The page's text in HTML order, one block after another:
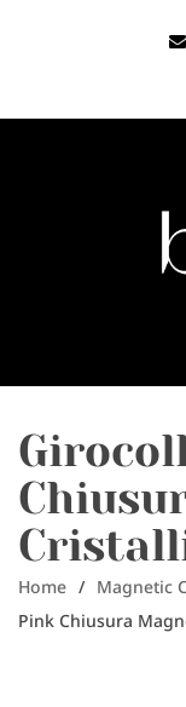
Home / Magnetic
Pink Chiusura